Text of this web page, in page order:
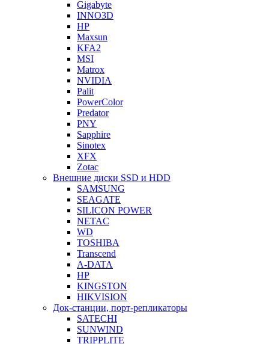
Gigabyte
INNO3D
HP
Maxsun
KFA2
MSI
Matrox
NVIDIA
Palit
PowerColor
Predator
PNY
Sapphire
Sinotex
XFX
Zotac
Внешние диски SSD и HDD
SAMSUNG
SEAGATE
SILICON POWER
NETAC
WD
TOSHIBA
Transcend
A-DATA
HP
KINGSTON
HIKVISION
Док-станции, порт-репликаторы
SATECHI
SUNWIND
TRIPPLITE